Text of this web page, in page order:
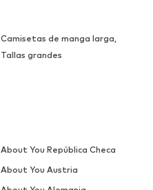
Camisetas de manga larga,
Tallas grandes
About You República Checa
About You Austria